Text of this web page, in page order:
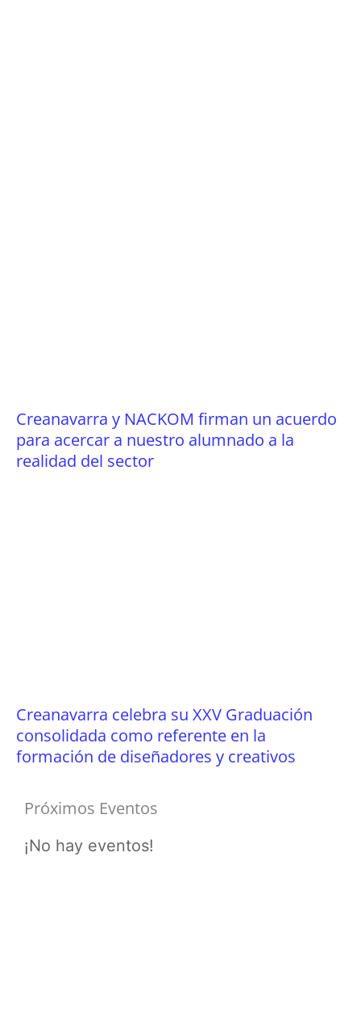
Creanavarra y NACKOM firman un acuerdo
para acercar a nuestro alumnado a la
realidad del sector
Creanavarra celebra su XXV Graduación
consolidada como referente en la
formación de diseñadores y creativos
Próximos Eventos
¡No hay eventos!